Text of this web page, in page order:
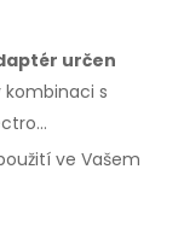
určen
kombinaci s
ve Vašem